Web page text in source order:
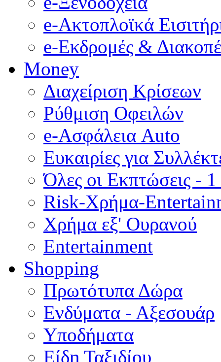
e-Ακτοπλοϊκά
e-Εκδρομές &
Money
Διαχείριση Κρίσεων
Ρύθμιση Οφειλών
e-Ασφάλεια Auto
Ευκαιρίες για
Όλες οι Εκπτώσεις -
Risk-Χρήμα-
Χρήμα εξ' Ουρανού
Entertainment
Shopping
Πρωτότυπα Δώρα
Ενδύματα - Αξεσουάρ
Υποδήματα
Είδη Ταξιδίου